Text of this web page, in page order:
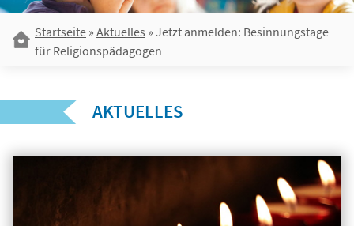
Startseite » Aktuelles » Jetzt anmelden: Besinnungstage
für Religionspädagogen
AKTUELLES